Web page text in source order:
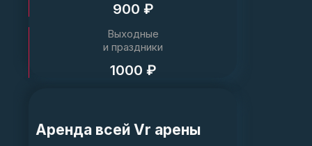
900 ₽
Выходные
и праздники
1000 ₽
Аренда всей Vr арены